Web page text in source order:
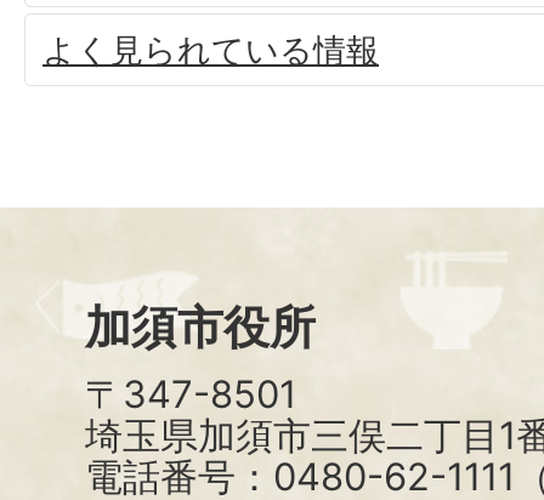
よく見られている情報
加須市役所
〒347-8501
埼玉県加須市三俣二丁目1
電話番号：0480-62-1111